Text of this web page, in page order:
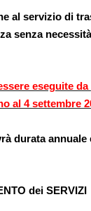
al servizio di
senza
eseguite
al 4 settembre
durata
dei SERVIZI